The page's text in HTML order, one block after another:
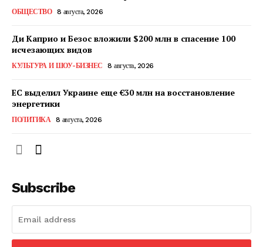
ОБЩЕСТВО 8 августа, 2026
Ди Каприо и Безос вложили $200 млн в спасение 100
исчезающих видов
КУЛЬТУРА И ШОУ-БИЗНЕС 8 августа, 2026
ЕС выделил Украине еще €30 млн на восстановление
энергетики
ПОЛИТИКА 8 августа, 2026
Subscribe